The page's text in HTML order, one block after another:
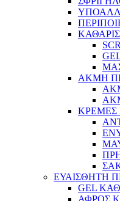
ΑΚΜΗ
ΚΡΕΜΕΣ
ΕΥΑΙΣΘΗΤΗ
GEL
ΑΦΡΟΣ